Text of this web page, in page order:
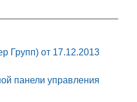
Групп) от 17.12.2013
панели управления